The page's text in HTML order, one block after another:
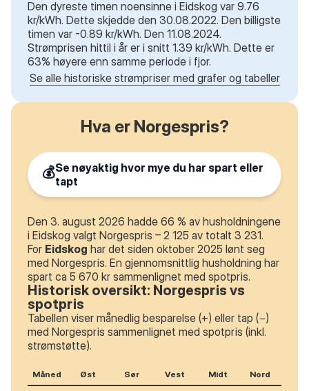
Den dyreste timen noensinne i Eidskog var 9.76
kr/kWh. Dette skjedde den 30.08.2022. Den billigste
timen var -0.89 kr/kWh. Den 11.08.2024.
Strømprisen hittil i år er i snitt 1.39 kr/kWh. Dette er
63% høyere enn samme periode i fjor.
Se alle historiske strømpriser med grafer og tabeller
Hva er Norgespris?
💰Se nøyaktig hvor mye du har spart eller
tapt
Den 3. august 2026 hadde 66 % av husholdningene
i Eidskog valgt Norgespris – 2 125 av totalt 3 231.
For Eidskog har det siden oktober 2025 lønt seg
med Norgespris. En gjennomsnittlig husholdning har
spart ca 5 670 kr sammenlignet med spotpris.
Historisk oversikt: Norgespris vs
spotpris
Tabellen viser månedlig besparelse (+) eller tap (−)
med Norgespris sammenlignet med spotpris (inkl.
strømstøtte).
Måned Øst Sør Vest Midt Nord